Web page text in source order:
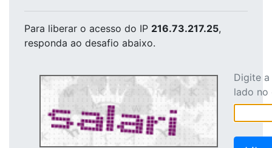
Para liberar o acesso do IP 216.73.217.25,
responda ao desafio abaixo.
Digite
lado no